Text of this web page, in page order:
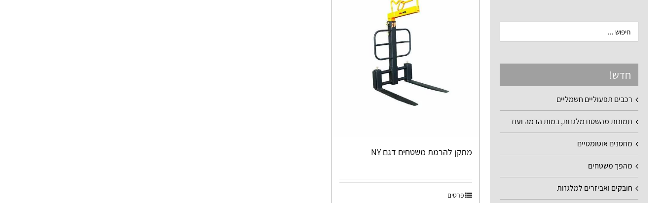
מתקן להרמת משטחים דגם NY
פרטים
חדש!
רכבים תפעוליים חשמליים
תמונות מהשטח מלגזות, במות הרמה ועוד
מחסנים אוטומטיים
מהפך משטחים
חובקים ואביזרים למלגזות